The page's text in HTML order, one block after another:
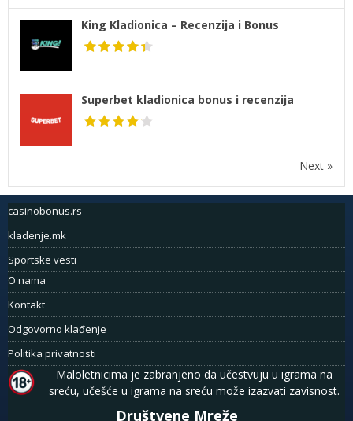
King Kladionica – Recenzija i Bonus
Superbet kladionica bonus i recenzija
Next »
casinobonus.rs
kladenje.mk
Sportske vesti
O nama
Kontakt
Odgovorno klađenje
Politika privatnosti
Maloletnicima je zabranjeno da učestvuju u igrama na
sreću, učešće u igrama na sreću može izazvati zavisnost.
Društvene Mreže